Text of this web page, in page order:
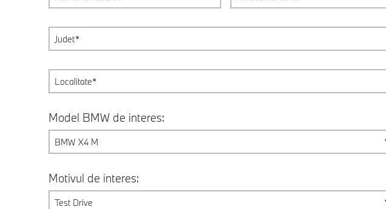
Model BMW de interes:
BMW X4 M
Motivul de interes:
Test Drive